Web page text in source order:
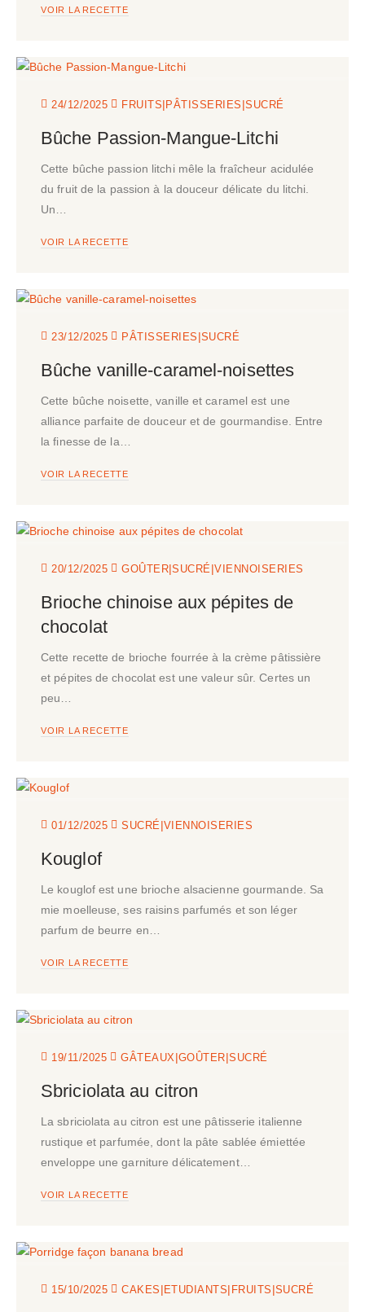
VOIR LA RECETTE
24/12/2025 FRUITS|PÂTISSERIES |SUCRÉ
Bûche Passion-Mangue-Litchi
Cette bûche passion litchi mêle la fraîcheur acidulée
du fruit de la passion à la douceur délicate du litchi.
Un…
VOIR LA RECETTE
23/12/2025 PÂTISSERIES |SUCRÉ
Bûche vanille-caramel-noisettes
Cette bûche noisette, vanille et caramel est une
alliance parfaite de douceur et de gourmandise. Entre
la finesse de la…
VOIR LA RECETTE
20/12/2025 GOÛTER|SUCRÉ |VIENNOISERIES
Brioche chinoise aux pépites de
chocolat
Cette recette de brioche fourrée à la crème pâtissière
et pépites de chocolat est une valeur sûr. Certes un
peu…
VOIR LA RECETTE
01/12/2025 SUCRÉ |VIENNOISERIES
Kouglof
Le kouglof est une brioche alsacienne gourmande. Sa
mie moelleuse, ses raisins parfumés et son léger
parfum de beurre en…
VOIR LA RECETTE
19/11/2025 GÂTEAUX |GOÛTER|SUCRÉ
Sbriciolata au citron
La sbriciolata au citron est une pâtisserie italienne
rustique et parfumée, dont la pâte sablée émiettée
enveloppe une garniture délicatement…
VOIR LA RECETTE
15/10/2025 CAKES |ETUDIANTS| FRUITS |SUCRÉ